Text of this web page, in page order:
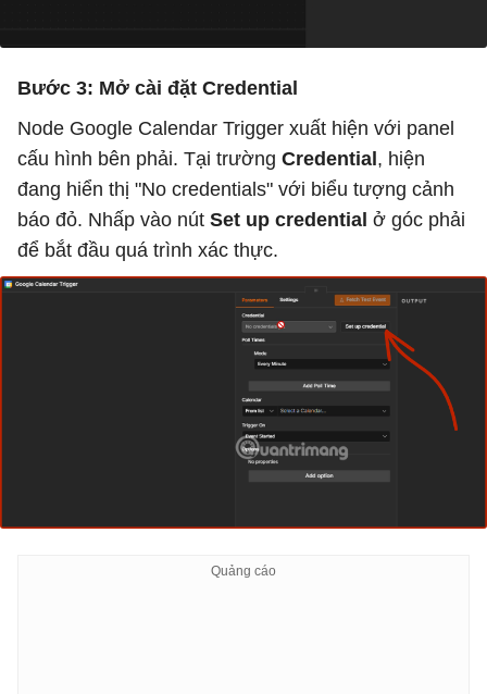
Bước 3: Mở cài đặt Credential
Node Google Calendar Trigger xuất hiện với panel
cấu hình bên phải. Tại trường Credential, hiện
đang hiển thị "No credentials" với biểu tượng cảnh
báo đỏ. Nhấp vào nút Set up credential ở góc phải
để bắt đầu quá trình xác thực.